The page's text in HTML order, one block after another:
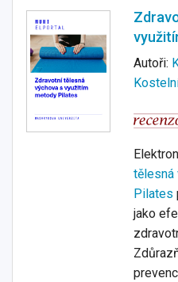
Autoři:
tělesná
Pilates
jako